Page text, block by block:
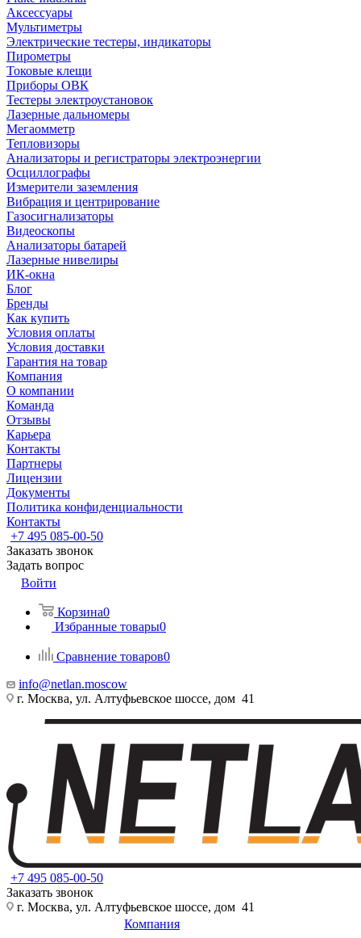
Аксессуары
Мультиметры
Электрические тестеры, индикаторы
Пирометры
Токовые клещи
Приборы ОВК
Тестеры электроустановок
Лазерные дальномеры
Мегаомметр
Тепловизоры
Анализаторы и регистраторы электроэнергии
Осциллографы
Измерители заземления
Вибрация и центрирование
Газосигнализаторы
Видеоскопы
Анализаторы батарей
Лазерные нивелиры
ИК-окна
Блог
Бренды
Как купить
Условия оплаты
Условия доставки
Гарантия на товар
Компания
О компании
Команда
Отзывы
Карьера
Контакты
Партнеры
Лицензии
Документы
Политика конфиденциальности
Контакты
+7 495 085-00-50
Заказать звонок
Задать вопрос
Войти
Корзина0
Избранные товары0
Сравнение товаров0
info@netlan.moscow
г. Москва, ул. Алтуфьевское шоссе, дом 41
+7 495 085-00-50
Заказать звонок
г. Москва, ул. Алтуфьевское шоссе, дом 41
Компания